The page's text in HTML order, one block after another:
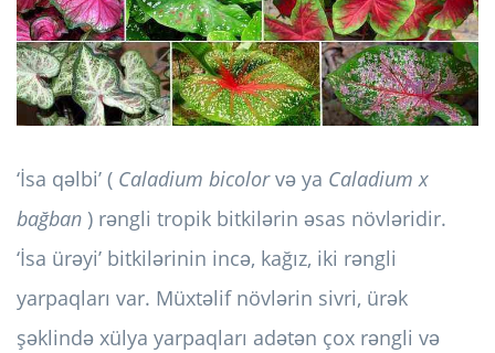
‘İsa qəlbi’ ( Caladium bicolorvə ya Caladium x
bağban ) rəngli tropik bitkilərin əsas növləridir.
‘İsa ürəyi’ bitkilərinin incə, kağız, iki rəngli
yarpaqları var. Müxtəlif növlərin sivri, ürək
şəklində xülya yarpaqları adətən çox rəngli və